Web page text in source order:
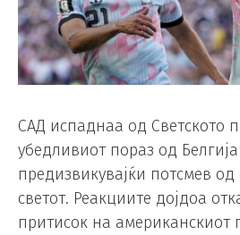
САД испаднаа од Светското
убедливиот пораз од Белгија
предизвикувајќи потсмев од
светот. Реакциите дојдоа
притисок на американскиот